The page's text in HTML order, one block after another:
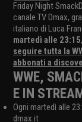
Friday Night
canale TV Dmax,
italiano di Luca
martedì alle 23:15
seguire tutta la
abbonati a
WWE,
E IN
Ogni martedì alle
dmax.it